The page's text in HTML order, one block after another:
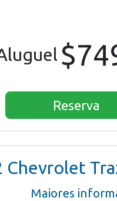
Reserva
Chevrolet
Maiores